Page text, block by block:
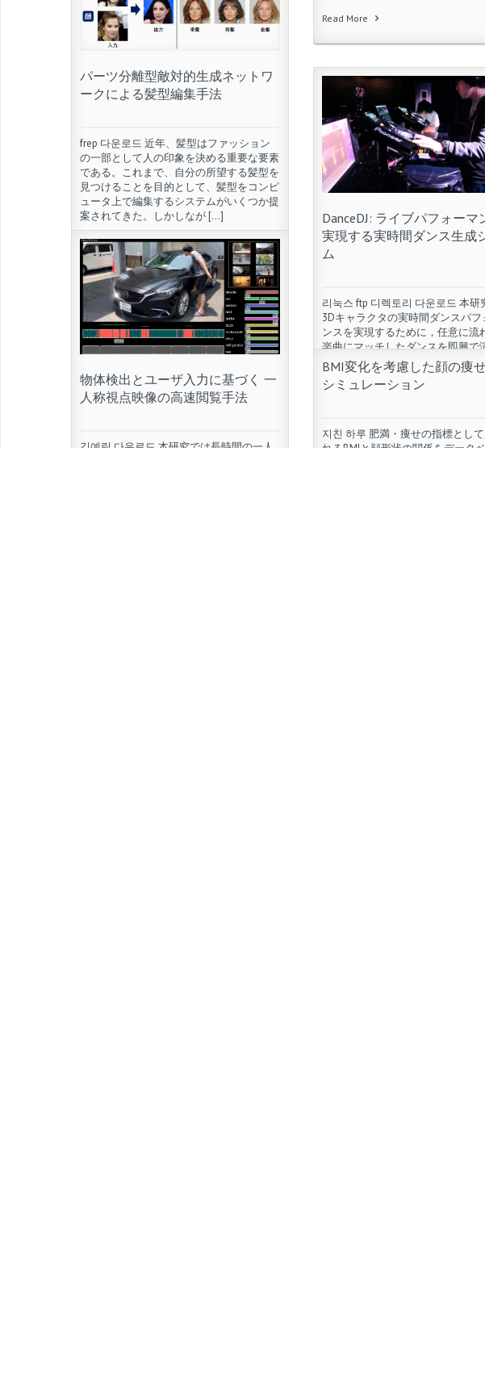
Read More
パーツ分離型敵対的生成ネットワ
ークによる髪型編集手法
frep 다운로드 近年、髪型はファッション
の一部として人の印象を決める重要な要素
である。これまで、自分の所望する髪型を
見つけることを目的として、髪型をコンピ
ュータ上で編集するシステムがいくつか提
案されてきた。しかしなが […]
Read More
DanceDJ: ライブパフォーマ
実現する実時間ダンス生成
ム
리눅스 ftp 디렉토리 다운로드 本研
3Dキャラクタの実時間ダンスパフ
ンスを実現するために，任意に流
楽曲にマッチしたダンスを即興で
システム，DanceDJを提案する．
ダンスを誰でも […]
物体検出とユーザ入力に基づく 一
人称視点映像の高速閲覧手法
김예림 다운로드 本研究では長時間の一人
BMI変化を考慮した顔の痩
シミュレーション
지친 하루 肥満・痩せの指標とし
れるBMIと顔形状の関係をデータ